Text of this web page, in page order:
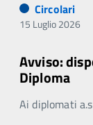
Circolari
15 Luglio 2026
Avviso:
Diploma
Ai diplomati